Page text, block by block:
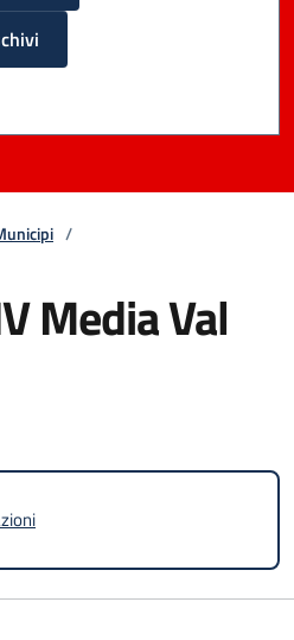
/
Media Val